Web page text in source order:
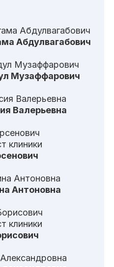
Абдулвагабович
Музаффарович
Валерьевна
клиники
Антоновна
клиники